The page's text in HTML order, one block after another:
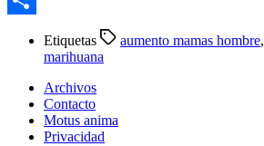
Etiquetas aumento mamas hombre,
marihuana
Archivos
Contacto
Motus anima
Privacidad